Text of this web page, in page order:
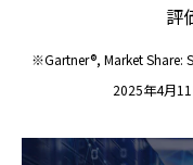
評
※Gartner®, Market Share:
2025年4月11